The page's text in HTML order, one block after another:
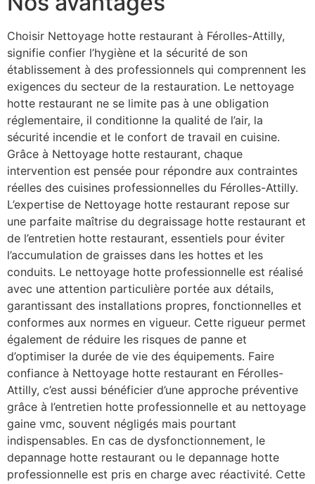
Choisir Nettoyage hotte restaurant à Férolles-Attilly,
signifie confier l’hygiène et la sécurité de son
établissement à des professionnels qui comprennent les
exigences du secteur de la restauration. Le nettoyage
hotte restaurant ne se limite pas à une obligation
réglementaire, il conditionne la qualité de l’air, la
sécurité incendie et le confort de travail en cuisine.
Grâce à Nettoyage hotte restaurant, chaque
intervention est pensée pour répondre aux contraintes
réelles des cuisines professionnelles du Férolles-Attilly.
L’expertise de Nettoyage hotte restaurant repose sur
une parfaite maîtrise du degraissage hotte restaurant et
de l’entretien hotte restaurant, essentiels pour éviter
l’accumulation de graisses dans les hottes et les
conduits. Le nettoyage hotte professionnelle est réalisé
avec une attention particulière portée aux détails,
garantissant des installations propres, fonctionnelles et
conformes aux normes en vigueur. Cette rigueur permet
également de réduire les risques de panne et
d’optimiser la durée de vie des équipements. Faire
confiance à Nettoyage hotte restaurant en Férolles-
Attilly, c’est aussi bénéficier d’une approche préventive
grâce à l’entretien hotte professionnelle et au nettoyage
gaine vmc, souvent négligés mais pourtant
indispensables. En cas de dysfonctionnement, le
depannage hotte restaurant ou le depannage hotte
professionnelle est pris en charge avec réactivité. Cette